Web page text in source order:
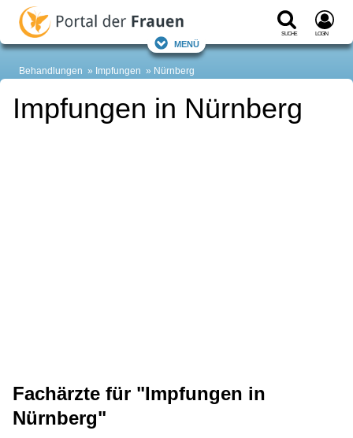
Suche Login
Menü
Behandlungen Impfungen Nürnberg
Impfungen in Nürnberg
Fachärzte für "Impfungen in
Nürnberg"